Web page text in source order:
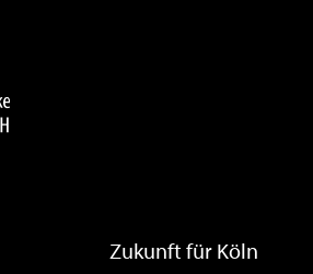
Zukunft für Köln